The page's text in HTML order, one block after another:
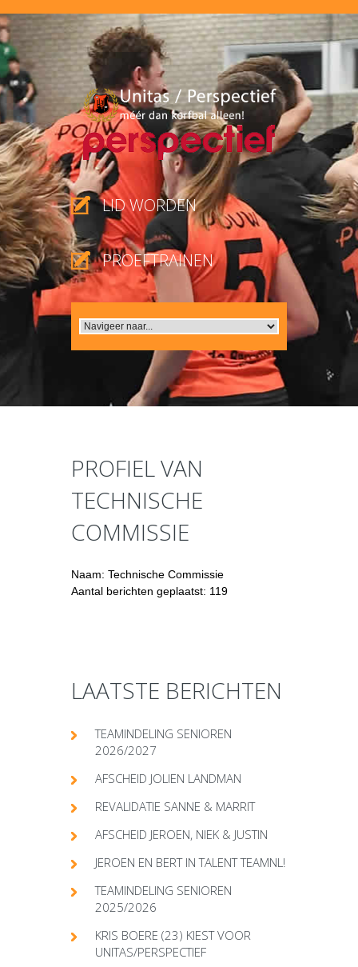
LID WORDEN
PROEFTRAINEN
PROFIEL VAN
TECHNISCHE
COMMISSIE
Naam: Technische Commissie
Aantal berichten geplaatst: 119
LAATSTE BERICHTEN
TEAMINDELING SENIOREN
2026/2027
AFSCHEID JOLIEN LANDMAN
REVALIDATIE SANNE & MARRIT
AFSCHEID JEROEN, NIEK & JUSTIN
JEROEN EN BERT IN TALENT TEAMNL!
TEAMINDELING SENIOREN
2025/2026
KRIS BOERE (23) KIEST VOOR
UNITAS/PERSPECTIEF